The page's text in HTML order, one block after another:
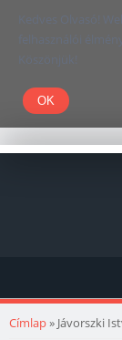
Kedves Olvasó!
felhasználói
Köszönjük!
Jelenlegi hely
Címlap» Jávorszki